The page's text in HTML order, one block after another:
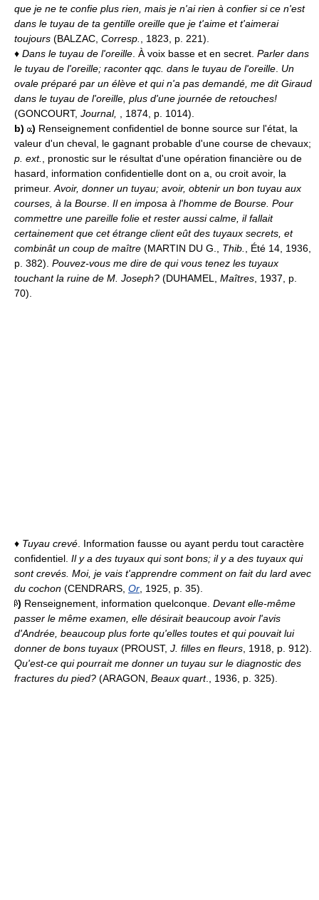
que je ne te confie plus rien, mais je n'ai rien à confier si ce n'est
dans le tuyau de ta gentille oreille que je t'aime et t'aimerai
toujours (BALZAC, Corresp.
, 1823, p. 221).
♦ Dans le tuyau de l'oreille . À voix basse et en secret. Parler dans
le tuyau de l'oreille; raconter qqc. dans le tuyau de l'oreille Un
ovale préparé par un élève et qui n'a pas demandé, me dit Giraud
dans le tuyau de l'oreille, plus d'une journée de retouches!
(GONCOURT, Journal,
, 1874, p. 1014).
b)
) Renseignement confidentiel de bonne source sur l'état, la
valeur d'un cheval, le gagnant probable d'une course de chevaux;
p. ext.
, pronostic sur le résultat d'une opération financière ou de
hasard, information confidentielle dont on a, ou croit avoir, la
primeur. Avoir, donner un tuyau; avoir, obtenir un bon tuyau aux
courses, à la Bourse Il en imposa à l'homme de Bourse. Pour
commettre une pareille folie et rester aussi calme, il fallait
certainement que cet étrange client eût des tuyaux secrets, et
combinât un coup de maître (MARTIN DU G., Thib.
, Été 14, 1936,
p. 382). Pouvez-vous me dire de qui vous tenez les tuyaux
touchant la ruine de M. Joseph? (DUHAMEL, Maîtres , 1937, p.
70).
♦ Tuyau crevé . Information fausse ou ayant perdu tout caractère
confidentiel. Il y a des tuyaux qui sont bons; il y a des tuyaux qui
sont crevés. Moi, je vais t'apprendre comment on fait du lard avec
du cochon (CENDRARS, Or , 1925, p. 35).
) Renseignement, information quelconque. Devant elle-même
passer le même examen, elle désirait beaucoup avoir l'avis
d'Andrée, beaucoup plus forte qu'elles toutes et qui pouvait lui
donner de bons tuyaux (PROUST, J. filles en fleurs , 1918, p. 912).
Qu'est-ce qui pourrait me donner un tuyau sur le diagnostic des
fractures du pied? (ARAGON, Beaux quart., 1936, p. 325).